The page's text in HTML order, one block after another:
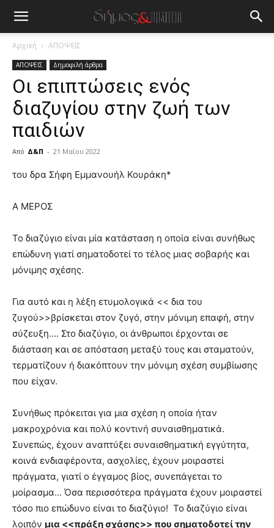
Αρχική ΑΠΟΨΕΙΣ
ΑΠΟΨΕΙΣ Δημοφιλή άρθρα
Oι επιπτώσεις ενός
διαζυγίου στην ζωή των
παιδιών
Από Δ&Π - 21 Μαΐου 2022
blonde
hot
show.desi
xxx
lyons
you
the
meaning
of
pain.
pornhun
hd
του δρα Σήφη Εμμανουήλ Κουράκη*
Α ΜΕΡΟΣ
Το διαζύγιο είναι μία κατάσταση η οποία είναι συνήθως
επώδυνη γιατί σηματοδοτεί το τέλος μιας σοβαρής και
μόνιμης σχέσης.
Για αυτό και η λέξη ετυμολογικά << δια του
ζυγού>>βρίσκεται στον ζυγό, στην μόνιμη επαφή, στην
σύζευξη…. Στο διαζύγιο, οι άνθρωποι έρχονται σε
διάσταση και σε απόσταση μεταξύ τους και σταματούν,
τερματίζουν ή διακόπτουν την μόνιμη σχέση συμβίωσης
που είχαν.
Συνήθως πρόκειται για μια σχέση η οποία ήταν
μακροχρόνια και πολύ κοντινή συναισθηματικά.
Συνεπώς, έχουν αναπτύξει συναισθηματική εγγύτητα,
κοινά ενδιαφέροντα, ασχολίες, έχουν μοιραστεί
πράγματα, γιατί ο έγγαμος βίος, συνεπάγεται το
μοίρασμα… Όσα περισσότερα πράγματα έχουν μοιραστεί
τόσο πιο επώδυνο είναι το διαζύγιο! Το διαζύγιο είναι
λοιπόν μια <<πράξη σχάσης>> που σηματοδοτεί την